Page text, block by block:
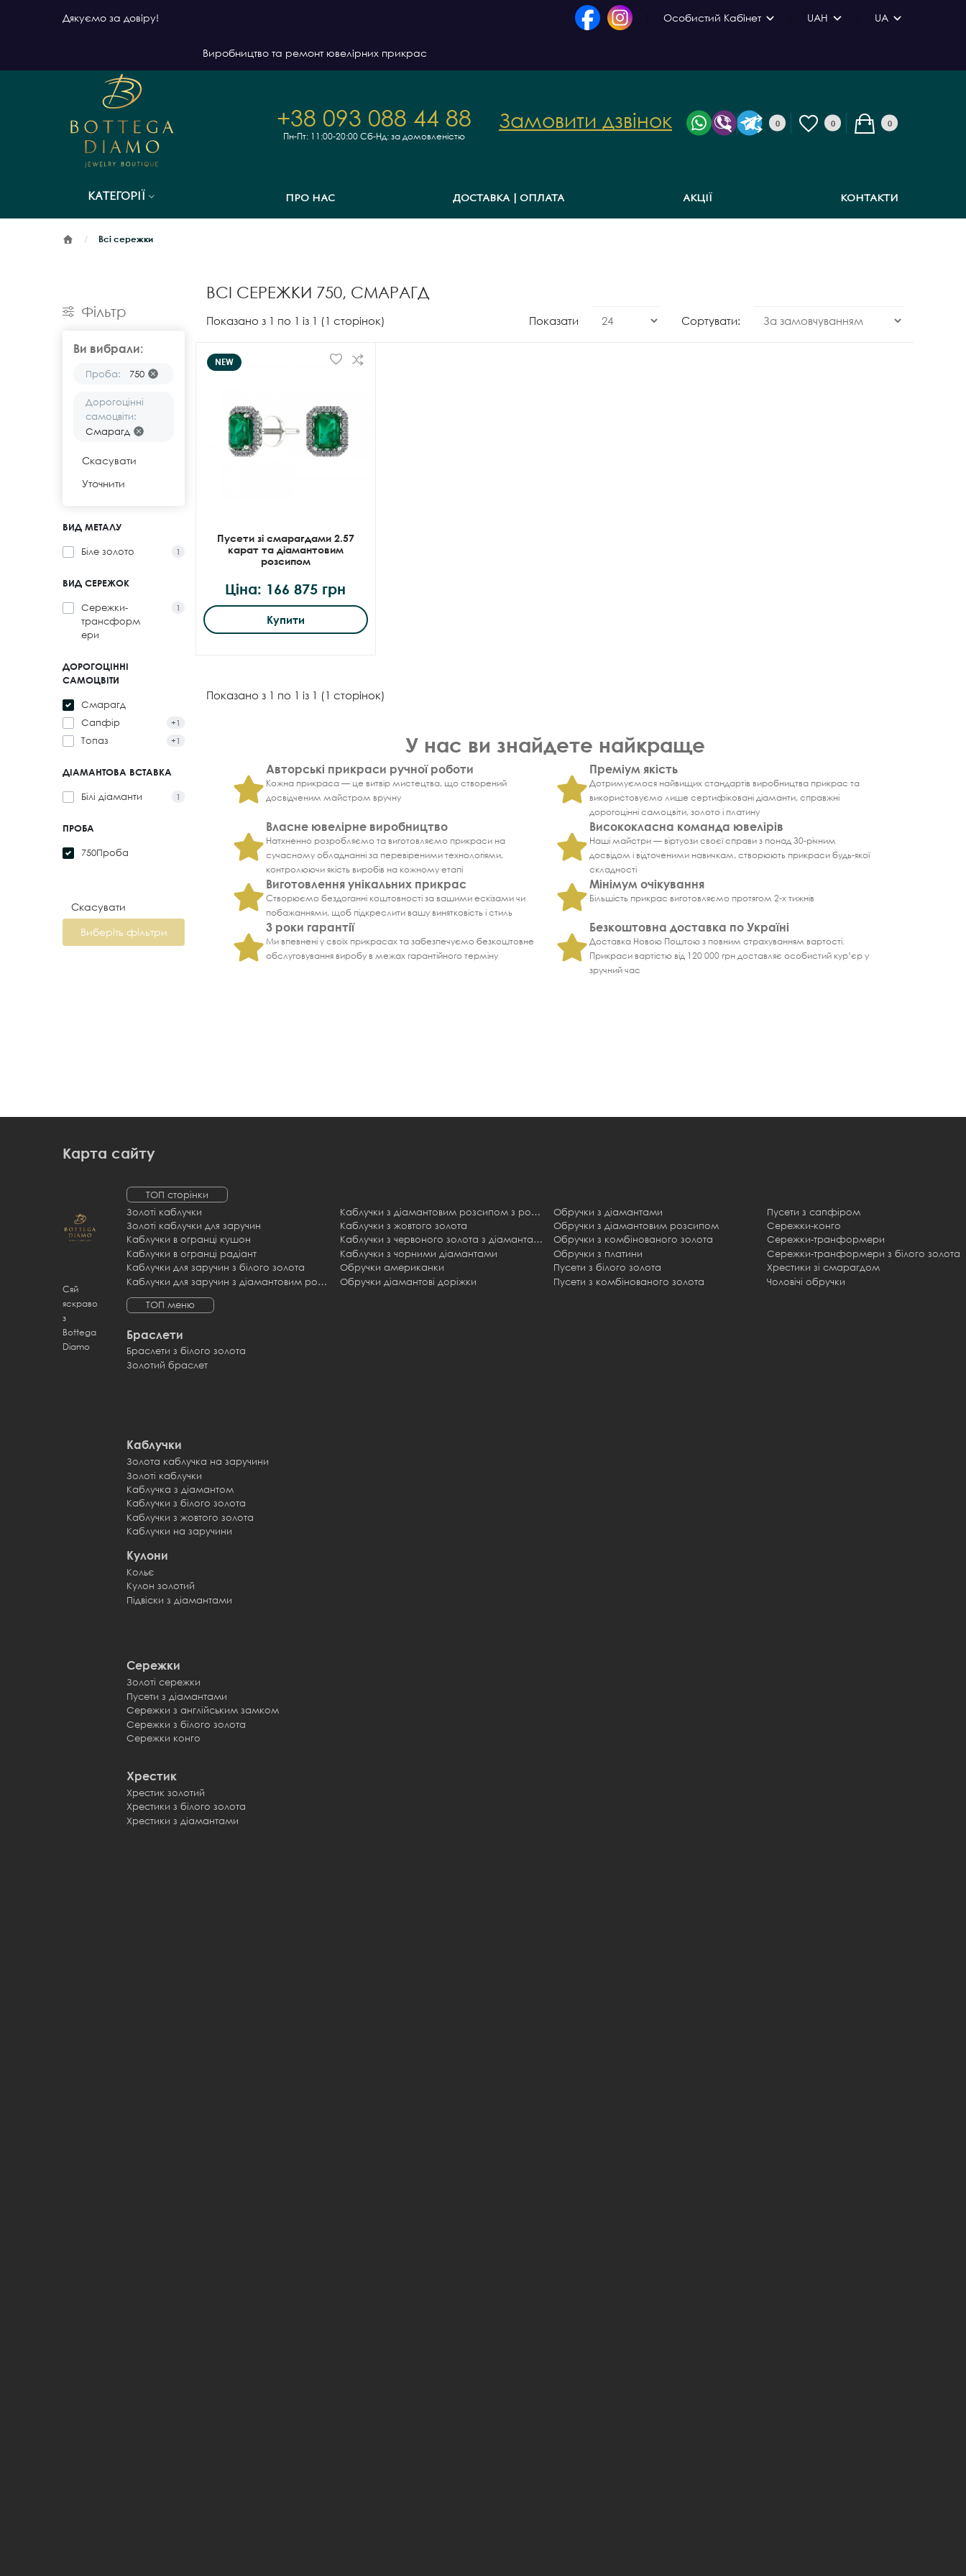
Дякуємо за довіру!
Виробництво та ремонт ювелірних прикрас
Особистий Кабінет UAH UA
+38 093 088 44 88
Пн-Пт: 11:00-20:00 Сб-Нд: за домовленістю
Замовити дзвінок 0 0 0
КАТЕГОРІЇ ПРО НАС ДОСТАВКА | ОПЛАТА АКЦІЇ КОНТАКТИ
Всі сережки
ВСІ СЕРЕЖКИ 750, СМАРАГД
Фільтр
Ви вибрали:
Проба: 750
Дорогоцінні
самоцвіти:
Смарагд
Скасувати
Уточнити
ВИД МЕТАЛУ
Біле золото 1
ВИД СЕРЕЖОК
Сережки-
трансформ
ери
1
ДОРОГОЦІННІ
САМОЦВІТИ
Смарагд
Сапфір
+1
Топаз +1
ДІАМАНТОВА ВСТАВКА
Білі діаманти 1
ПРОБА
750Проба
Скасувати
Виберіть фільтри
Показано з 1 по 1 із 1 (1 сторінок) Сортувати:
Показати
NEW
Пусети зі смарагдами 2.57
карат та діамантовим
розсипом
Ціна: 166 875 грн
Купити
Показано з 1 по 1 із 1 (1 сторінок)
У нас ви знайдете найкраще
Авторські прикраси ручної роботи
Кожна прикраса — це витвір мистецтва, що створений
досвідченим майстром вручну
Преміум якість
Дотримуємося найвищих стандартів виробництва прикрас та
використовуємо лише сертифіковані діаманти, справжні
дорогоцінні самоцвіти, золото і платину
Власне ювелірне виробництво
Натхненно розробляємо та виготовляємо прикраси на
сучасному обладнанні за перевіреними технологіями,
контролюючи якість виробів на кожному етапі
Висококласна команда ювелірів
Наші майстри — віртуози своєї справи з понад 30-річним
досвідом і відточеними навичкам, створюють прикраси будь-якої
складності
Виготовлення унікальних прикрас
Створюємо бездоганні коштовності за вашими ескізами чи
побажаннями, щоб підкреслити вашу винятковість і стиль
Мінімум очікування
Більшість прикрас виготовляємо протягом 2-х тижнів
3 роки гарантії
Ми впевнені у своїх прикрасах та забезпечуємо безкоштовне
обслуговування виробу в межах гарантійного терміну
Безкоштовна доставка по Україні
Доставка Новою Поштою з повним страхуванням вартості.
Прикраси вартістю від 120 000 грн доставляє особистий кур’єр у
зручний час
Карта сайту
Сяй
яскраво
з
Bottega
Diamo
ТОП сторінки
Золоті каблучки
Золоті каблучки для заручин
Каблучки в огранці кушон
Каблучки в огранці радіант
Каблучки для заручин з білого золота
Каблучки для заручин з діамантовим розсипом
Каблучки з діамантовим розсипом з рожевого золота
Каблучки з жовтого золота
Каблучки з червоного золота з діамантами
Каблучки з чорними діамантами
Обручки американки
Обручки діамантові доріжки
Обручки з діамантами
Обручки з діамантовим розсипом
Обручки з комбінованого золота
Обручки з платини
Пусети з білого золота
Пусети з комбінованого золота
Пусети з сапфіром
Сережки-конго
Сережки-транформери
Сережки-транформери з білого золота
Хрестики зі смарагдом
Чоловічі обручки
ТОП меню
Браслети
Браслети з білого золота
Золотий браслет
Каблучки
Золота каблучка на заручини
Золоті каблучки
Каблучка з діамантом
Каблучки з білого золота
Каблучки з жовтого золота
Каблучки на заручини
Кулони
Кольє
Кулон золотий
Підвіски з діамантами
Сережки
Золоті сережки
Пусети з діамантами
Сережки з англійським замком
Сережки з білого золота
Сережки конго
Хрестик
Хрестик золотий
Хрестики з білого золота
Хрестики з діамантами